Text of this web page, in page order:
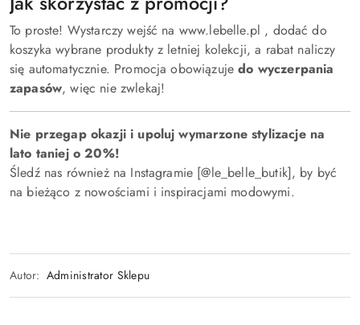
To proste! Wystarczy wejść na www.lebelle.pl , dodać do
koszyka wybrane produkty z letniej kolekcji, a rabat naliczy
się automatycznie. Promocja obowiązujedo wyczerpania
zapasów, więc nie zwlekaj!
Nie przegap okazji i upoluj wymarzone stylizacje na
lato taniej o 20%!
Śledź nas również na Instagramie [@le_belle_butik], by być
na bieżąco z nowościami i inspiracjami modowymi.
Autor: Administrator Sklepu